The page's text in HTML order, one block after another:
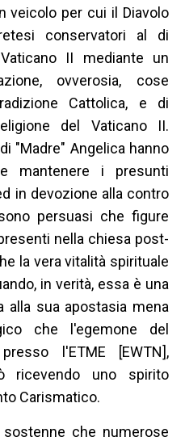
veicolo per cui il Diavolo
conservatori al di
II mediante un
ovverosia, cose
Cattolica, e di
del Vaticano II.
"Madre" Angelica hanno
mantenere i presunti
in devozione alla contro
persuasi che figure
nella chiesa post-
la vera vitalità spirituale
in verità, essa è una
alla sua apostasia mena
che l'egemone del
l'ETME [EWTN],
ricevendo uno spirito
Carismatico.
che numerose